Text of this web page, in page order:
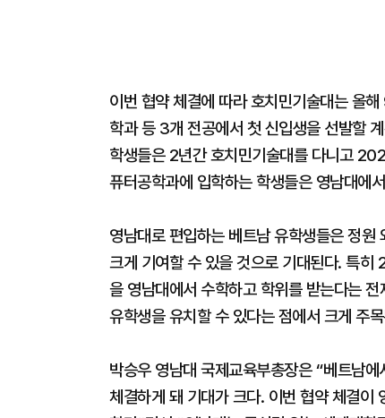
이번 협약 체결에 따라 호치민기술대는 올
학과 등 3개 전공에서 첫 신입생을 선발할
학생들은 2년간 호치민기술대를 다니고
퓨터공학과에 입학하는 학생들은 영남대에
영남대로 편입하는 베트남 유학생들은 정원
크게 기여할 수 있을 것으로 기대된다. 특
을 영남대에서 수학하고 학위를 받는다는
유학생을 유치할 수 있다는 점에서 크게 주
박승우 영남대 국제교육부총장은 “베트남
체결하게 돼 기대가 크다. 이번 협약 체결이